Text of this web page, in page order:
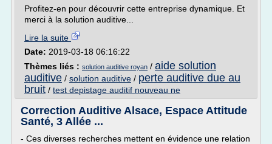
Profitez-en pour découvrir cette entreprise dynamique. Et
merci à la solution auditive...
Lire la suite
Date: 2019-03-18 06:16:22
Thèmes liés : solution auditive royan / aide solution
auditive / solution auditive / perte auditive due au
bruit / test depistage auditif nouveau ne
Correction Auditive Alsace, Espace Attitude
Santé, 3 Allée ...
- Ces diverses recherches mettent en évidence une relation